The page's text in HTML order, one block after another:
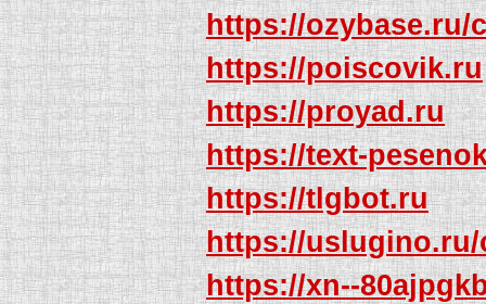
https://ozybase.ru/
https://poiscovik.ru
https://proyad.ru
https://text-
https://tlgbot.ru
https://uslugino.ru/
https://xn--